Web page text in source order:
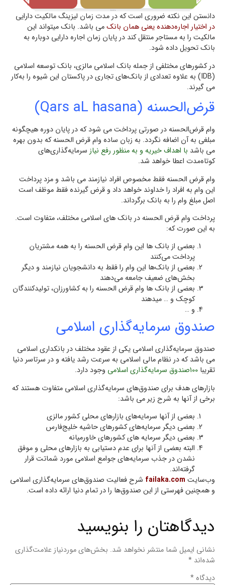
دانستن این نکته ضروری است که در مدت زمان ليزينگ مالكيت دارايي
در اختيار اجاره‌دهنده یعنی همان بانكمی باشد. بانك میتواند اين
مالكيت را به مستاجر منتقل کند در پايان زمان اجاره دارايي دوباره به
بانك تحويل داده شود.
در کشورهای مختلفی از جمله بانك اسلامي مالزي، بانك توسعه اسلامي
(IDB) به علاوه تعدادي از بانك‌هاي تجاري در پاكستان اين شيوه را به‌كار
می گیرند.
قرض‌الحسنه (Qars aL hasana)
وام قرض‌الحسنه در صورتی پرداخت می شود که در پايان دوره هیچگونه
مبلغي به آن اضافه نگردد. به زبان ساده وام قرض الحسنه که بدون بهره
می باشد با اهداف خيريه و به منظور رفع نياز سرمايه‌گذاري‌هاي
كوتاه‌مدت اعطا خواهد شد.
وام قرض الحسنه فقط مخصوص افراد نيازمند می باشد و مزد پرداخت
اين وام به افراد را خداوند خواهد داد و قرض گيرنده فقط موظف است
اصل مبلغ وام را به بانک برگرداند.
پرداخت وام قرض الحسنه در بانک های اسلامی مختلف، متفاوت است.
به این صورت که:
بعضی از بانک ها این وام قرض الحسنه را به همه مشتريان
پرداخت مي‌كنند
بعضی از بانك‌ها اين وام را فقط به دانشجويان نيازمند و ديگر
بخش‌هاي ضعيف جامعه مي‌دهند
بعضی از بانک ها وام قرض الحسنه را به كشاورزان، توليدكنندگان
كوچک و … میدهند
و …
صندوق سرمايه‌گذاري اسلامي
صندوق سرمايه‌گذاري اسلامي یکی از عقود مختلف در بانكداری اسلامی
می باشد كه در نظام مالي اسلامي به سرعت رشد یافته و در سرتاسر دنيا
تقريبا 100صندوق سرمايه‌گذاري اسلامي
وجود دارد.
بازارهاي هدف براي صندوق‌هاي سرمايه‌گذاري اسلامي متفاوت هستند که
برخی از آنها به شرح زیر می باشد:
بعضی از آنها سرمايه‌هاي بازارهاي محلي كشور مالزي
بعضی ديگر سرمايه‌هاي كشورهاي حاشيه خليج‌فارس
بعضی ديگر سرمايه‌ های کشورهای خاورميانه
البته بعضی از آنها براي عدم دستيابي به بازارهاي محلي و موفق
نشدن در جذب سرمايه‌هاي جوامع اسلامي مورد شماتت قرار
گرفته‌اند.
وب‌سايت failaka.com شرح فعاليت صندوق‌هاي سرمايه‌گذاري اسلامي
و همچنین فهرستي از اين صندوق‌ها را در تمام دنیا ارائه داده است.
دیدگاهتان را بنویسید
نشانی ایمیل شما منتشر نخواهد شد. بخش‌های موردنیاز علامت‌گذاری
شده‌اند *
دیدگاه *